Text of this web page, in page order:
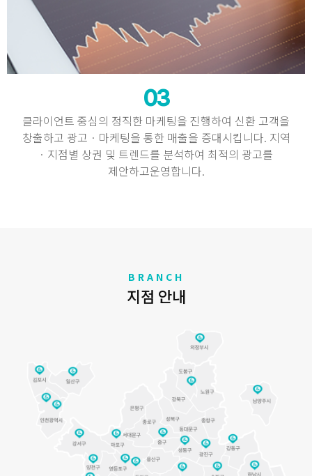
03
클라이언트 중심의 정직한 마케팅을 진행하여 신환 고객을
창출하고 광고 · 마케팅을 통한 매출을 증대시킵니다. 지역
· 지점별 상권 및 트렌드를 분석하여 최적의 광고를
제안하고운영합니다.
BRANCH
지점 안내